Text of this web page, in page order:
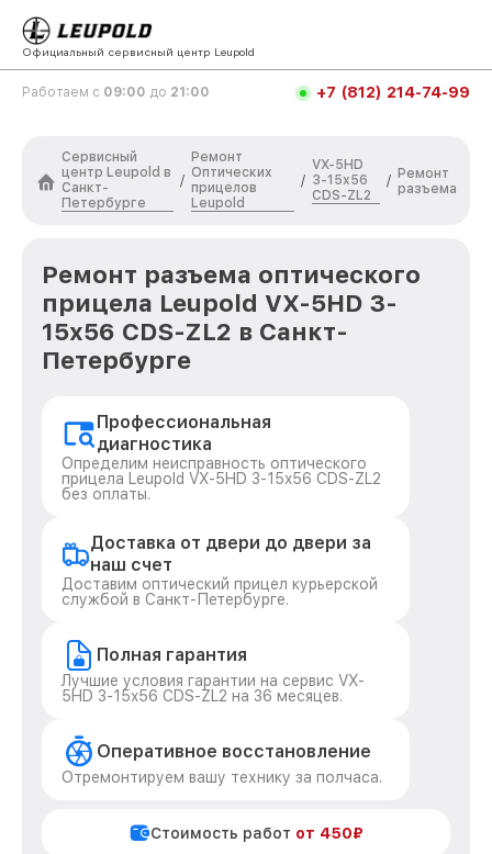
Официальный сервисный центр Leupold
Работаем с 09:00 до 21:00 +7 (812) 214-74-99
Сервисный
центр Leupold в
Санкт-
Петербурге
/
Ремонт
Оптических
прицелов
Leupold
/
VX-5HD
3-15x56
CDS-ZL2
/ Ремонт
разъема
Ремонт разъема оптического
прицела Leupold VX-5HD 3-
15x56 CDS-ZL2 в Санкт-
Петербурге
Профессиональная
диагностика
Определим неисправность оптического
прицела Leupold VX-5HD 3-15x56 CDS-ZL2
без оплаты.
Доставка от двери до двери за
наш счет
Доставим оптический прицел курьерской
службой в Санкт-Петербурге.
Полная гарантия
Лучшие условия гарантии на сервис VX-
5HD 3-15x56 CDS-ZL2 на 36 месяцев.
Оперативное восстановление
Отремонтируем вашу технику за полчаса.
Стоимость работ от 450₽